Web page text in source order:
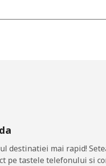
-
destinatiei mai rapid!
pe tastele telefonului si